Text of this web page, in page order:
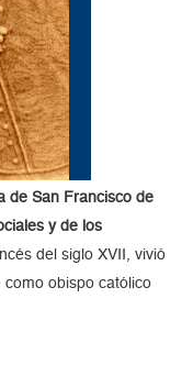
de San Francisco de
y de los
del siglo XVII, vivió
obispo católico